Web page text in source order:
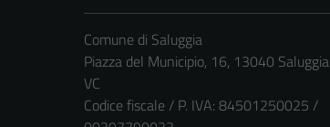
Comune di Saluggia
Piazza del Municipio, 16, 13040 Saluggia
VC
Codice fiscale / P. IVA: 84501250025 /